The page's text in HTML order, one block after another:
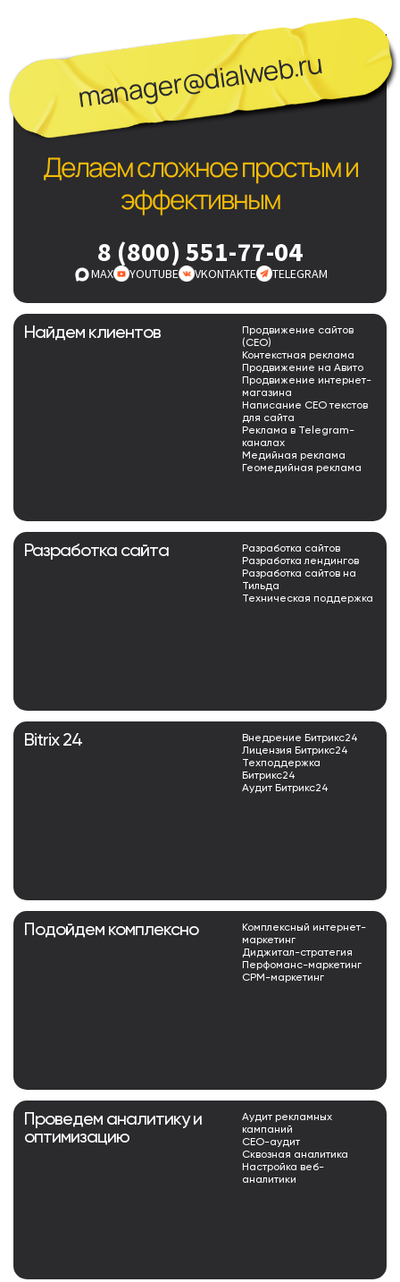
Найдем клиентов
Продвижение сайтов
(СЕО)
Контекстная реклама
Продвижение на Авито
Продвижение интернет-
магазина
Написание СЕО текстов
для сайта
Реклама в Telegram-
каналах
Медийная реклама
Геомедийная реклама
manager@dialweb.ru
Делаем сложное простым и
эффективным
8 (800) 551-77-04
MAX YOUTUBE VKONTAKTE TELEGRAM
Разработка сайта
Разработка сайтов
Разработка лендингов
Разработка сайтов на
Тильда
Техническая поддержка
Bitrix 24
Внедрение Битрикс24
Лицензия Битрикс24
Техподдержка
Битрикс24
Аудит Битрикс24
Подойдем комплексно
Комплексный интернет-
маркетинг
Диджитал-стратегия
Перфоманс-маркетинг
СРМ-маркетинг
Проведем аналитику и
оптимизацию
Аудит рекламных
кампаний
СЕО-аудит
Сквозная аналитика
Настройка веб-
аналитики